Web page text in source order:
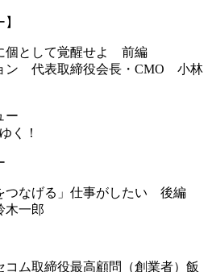
個として覚醒せよ 前編
ン 代表取締役会長・CMO 小林
く！
つなげる」仕事がしたい 後編
一郎